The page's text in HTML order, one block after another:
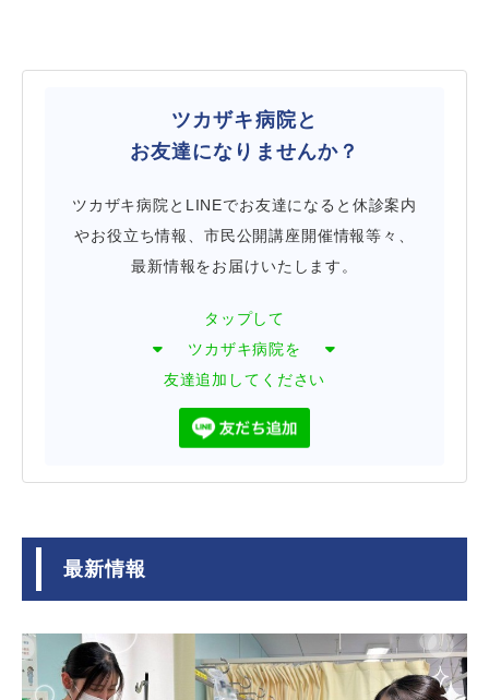
ツカザキ病院と
お友達になりませんか？
ツカザキ病院とLINEでお友達になると休診案内
やお役立ち情報、市民公開講座開催情報等々、
最新情報をお届けいたします。
タップして
ツカザキ病院を
友達追加してください
最新情報